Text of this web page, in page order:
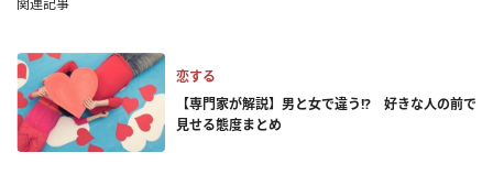
関連記事
恋する
【専門家が解説】男と女で違う!? 好きな人の前で
見せる態度まとめ